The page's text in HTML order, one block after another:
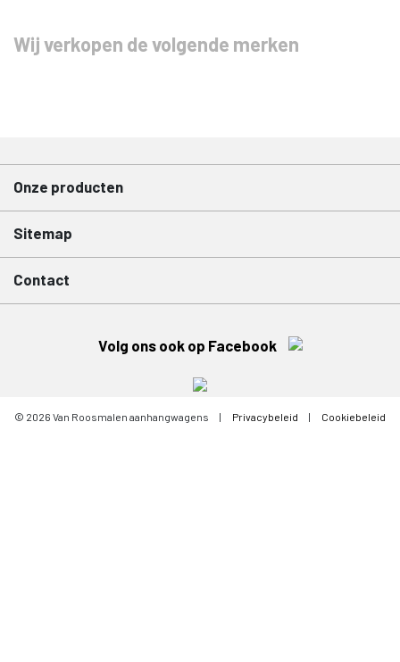
Wij verkopen de volgende merken
Onze producten
Sitemap
Contact
Volg ons ook op Facebook
© 2026 Van Roosmalen aanhangwagens | Privacybeleid | Cookiebeleid